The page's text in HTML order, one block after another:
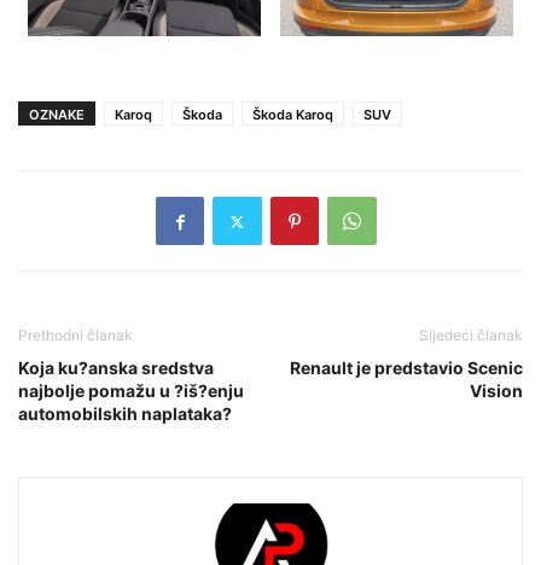
OZNAKE Karoq Škoda Škoda Karoq SUV
Prethodni članak
Koja ku?anska sredstva
najbolje pomažu u ?iš?enju
automobilskih naplataka?
Sljedeći članak
Renault je predstavio Scenic
Vision